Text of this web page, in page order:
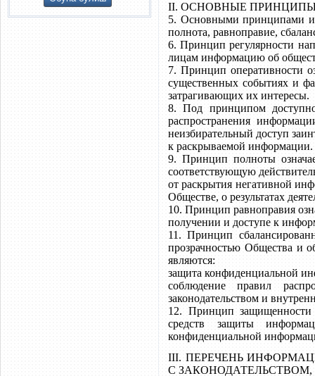
II. ОСНОВНЫЕ
5. Основными принципами
полнота, равноправие,
6. Принцип регулярности
лицам информацию об
7. Принцип оперативности
существенных событиях и
затрагивающих их интересы.
8. Под принципом
распространения
неизбирательный доступ
к раскрываемой информации.
9. Принцип полноты
соответствующую
от раскрытия негативной
Обществе, о результатах
10. Принцип равноправия
получении и доступе к
11. Принцип
прозрачностью Общества и
являются:
защита конфиденциальной
соблюдение правил
законодательством и
12. Принцип защищенности
средств защиты
конфиденциальной
III. ПЕРЕЧЕНЬ
С